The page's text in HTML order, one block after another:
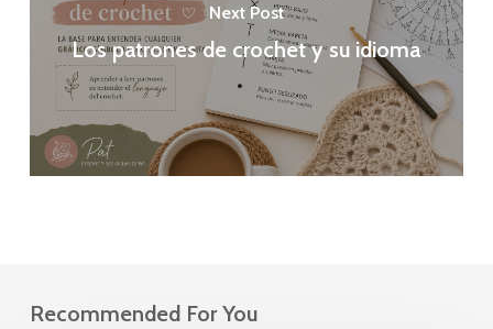
Next Post
Los patrones de crochet y su idioma
Recommended For You